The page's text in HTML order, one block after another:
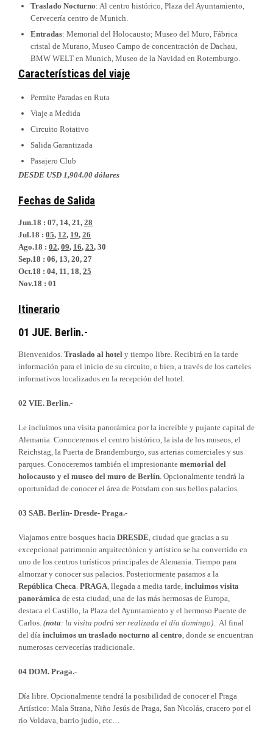
Traslado Nocturno: Al centro histórico, Plaza del Ayuntamiento,
Cervecería centro de Munich.
Entradas: Memorial del Holocausto; Museo del Muro, Fábrica
cristal de Murano, Museo Campo de concentración de Dachau,
BMW WELT en Munich, Museo de la Navidad en Rotemburgo.
Características del viaje
Permite Paradas en Ruta
Viaje a Medida
Circuito Rotativo
Salida Garantizada
Pasajero Club
DESDE USD 1,904.00 dólares
Fechas de Salida
Jun.18 : 07, 14, 21, 28
Jul.18 : 05, 12, 19, 26
Ago.18 : 02, 09, 16, 23, 30
Sep.18 : 06, 13, 20, 27
Oct.18 : 04, 11, 18, 25
Nov.18 : 01
Itinerario
01 JUE. Berlin.-
Bienvenidos. Traslado al hotel y tiempo libre. Recibirá en la tarde
información para el inicio de su circuito, o bien, a través de los carteles
informativos localizados en la recepción del hotel.
02 VIE. Berlin.-
Le incluimos una visita panorámica por la increíble y pujante capital de
Alemania. Conoceremos el centro histórico, la isla de los museos, el
Reichstag, la Puerta de Brandemburgo, sus arterias comerciales y sus
parques. Conoceremos también el impresionante memorial del
holocausto y el museo del muro de Berlín. Opcionalmente tendrá la
oportunidad de conocer el área de Potsdam con sus bellos palacios.
03 SAB. Berlin- Dresde- Praga.-
Viajamos entre bosques hacia DRESDE, ciudad que gracias a su
excepcional patrimonio arquitectónico y artístico se ha convertido en
uno de los centros turísticos principales de Alemania. Tiempo para
almorzar y conocer sus palacios. Posteriormente pasamos a la
República Checa. PRAGA, llegada a media tarde, incluimos visita
panorámica de esta ciudad, una de las más hermosas de Europa,
destaca el Castillo, la Plaza del Ayuntamiento y el hermoso Puente de
Carlos. (nota: la visita podrá ser realizada el día domingo). Al final
del día incluimos un traslado nocturno al centro, donde se encuentran
numerosas cervecerías tradicionale.
04 DOM. Praga.-
Día libre. Opcionalmente tendrá la posibilidad de conocer el Praga
Artístico: Mala Strana, Niño Jesús de Praga, San Nicolás, crucero por el
río Voldava, barrio judío, etc…